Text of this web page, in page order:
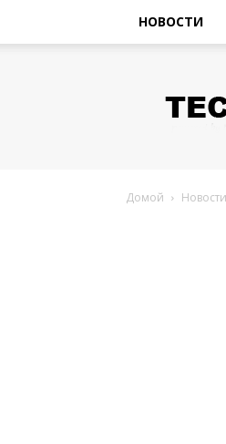
НОВОСТИ
Tech
Новости
Домой Новости